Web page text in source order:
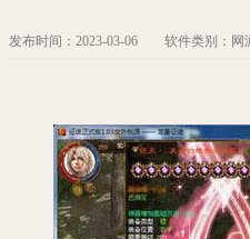
发布时间：2023-03-06 软件类别：